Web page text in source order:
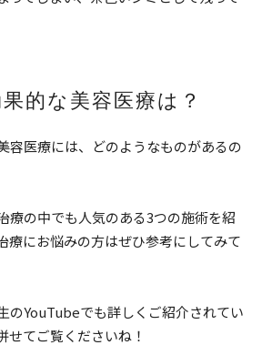
的な美容医療は？
容医療には、どのようなものがあるの
療の中でも人気のある3つの施術を紹
療にお悩みの方はぜひ参考にしてみて
のYouTubeでも詳しくご紹介されてい
せてご覧くださいね！